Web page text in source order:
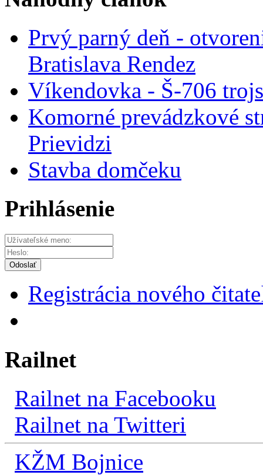
Prvý parný deň -
Bratislava Rendez
Víkendovka - Š-706
Komorné prevádzkové
Prievidzi
Stavba domčeku
Prihlásenie
Odoslať
Registrácia nového
Railnet
Railnet na Facebooku
Railnet na Twitteri
KŽM Bojnice